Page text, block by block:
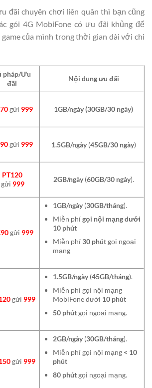
đãi chuyên chơi liên quân thì bạn cũng
gói 4G MobiFone có ưu đãi khủng để
của mình trong thời gian dài với chi
pháp/Ưu
đãi
Nội dung ưu đãi
gửi 999 1GB/ngày (30GB/30 ngày)
gửi 999 1.5GB/ngày(45GB/30 ngày)
PT120
gửi 999
2GB/ngày(60GB/30 ngày).
gửi 999
1GB/ngày(30GB/tháng).
Miễn phígọi nội mạng dưới
10 phút
Miễn phí30 phútgọi ngoại
mạng
gửi 999
1.5GB/ngày(45GB/tháng).
Miễn phí gọi nội mạng
MobiFone dưới 10 phút
50 phútgọi ngoại mạng.
gửi 999
2GB/ngày(30GB/tháng).
Miễn phí gọi nội mạng < 10
phút
80 phútgọi ngoại mạng.